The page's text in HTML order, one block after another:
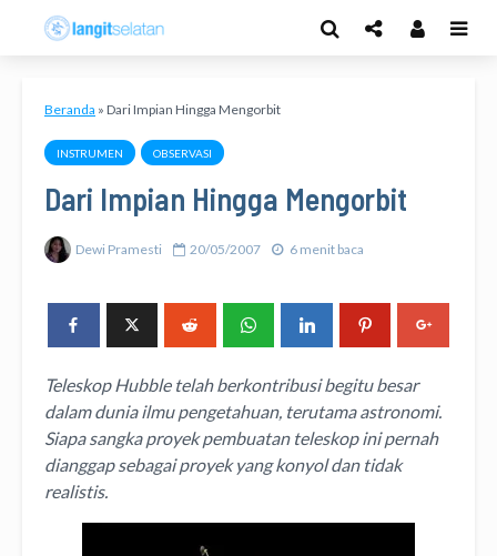
Beranda » Dari Impian Hingga Mengorbit
INSTRUMEN OBSERVASI
Dari Impian Hingga Mengorbit
Dewi Pramesti 20/05/2007 6 menit baca
Teleskop Hubble telah berkontribusi begitu besar
dalam dunia ilmu pengetahuan, terutama astronomi.
Siapa sangka proyek pembuatan teleskop ini pernah
dianggap sebagai proyek yang konyol dan tidak
realistis.